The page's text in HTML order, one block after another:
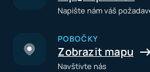
Napište nám váš
POBOČKY
Zobrazit mapu
Navštivte nás